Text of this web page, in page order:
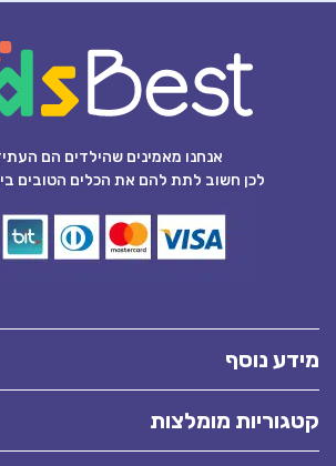
אנחנו מאמינים שהילדים הם
לכן חשוב לתת להם את הכלים הטובים
מידע נוסף
קטגוריות מומלצות